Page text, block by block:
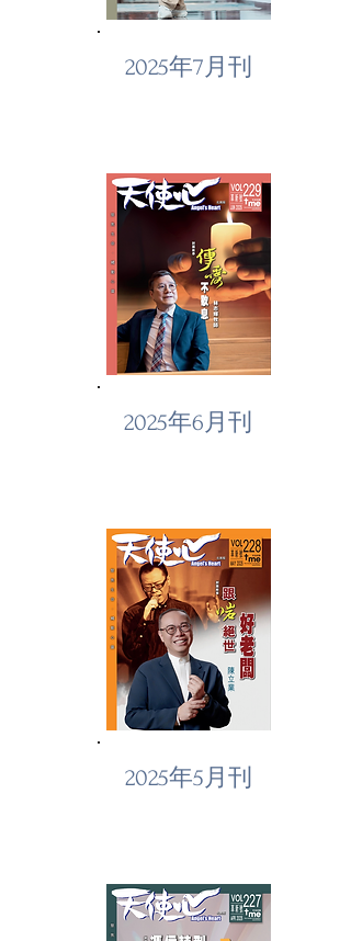
2025年7月刊
2025年6月刊
2025年5月刊